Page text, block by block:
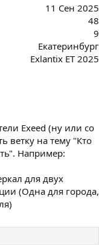
11 Сен 2025
48
9
Екатеринбург
Exlantix ET 2025
Exeed (ну или со
ветку на тему "Кто
Например:
для двух
(Одна для города,